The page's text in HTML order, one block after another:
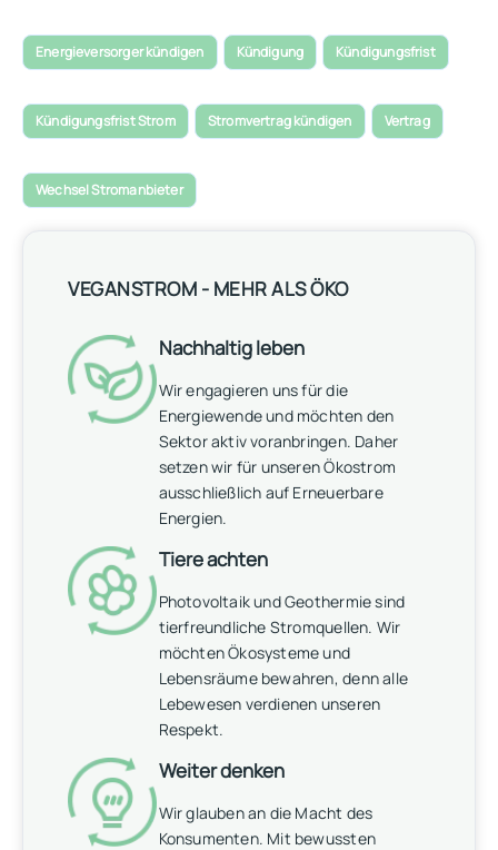
Energieversorger kündigen Kündigung Kündigungsfrist
Kündigungsfrist Strom Stromvertrag kündigen Vertrag
Wechsel Stromanbieter
VEGANSTROM - MEHR ALS ÖKO
Nachhaltig leben
Wir engagieren uns für die
Energiewende und möchten den
Sektor aktiv voranbringen. Daher
setzen wir für unseren Ökostrom
ausschließlich auf Erneuerbare
Energien.
Tiere achten
Photovoltaik und Geothermie sind
tierfreundliche Stromquellen. Wir
möchten Ökosysteme und
Lebensräume bewahren, denn alle
Lebewesen verdienen unseren
Respekt.
Weiter denken
Wir glauben an die Macht des
Konsumenten. Mit bewussten